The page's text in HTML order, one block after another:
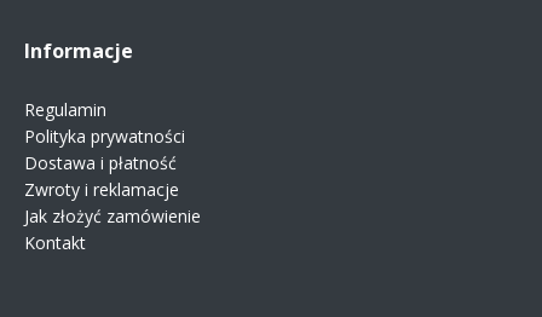
Informacje
Regulamin
Polityka prywatności
Dostawa i płatność
Zwroty i reklamacje
Jak złożyć zamówienie
Kontakt